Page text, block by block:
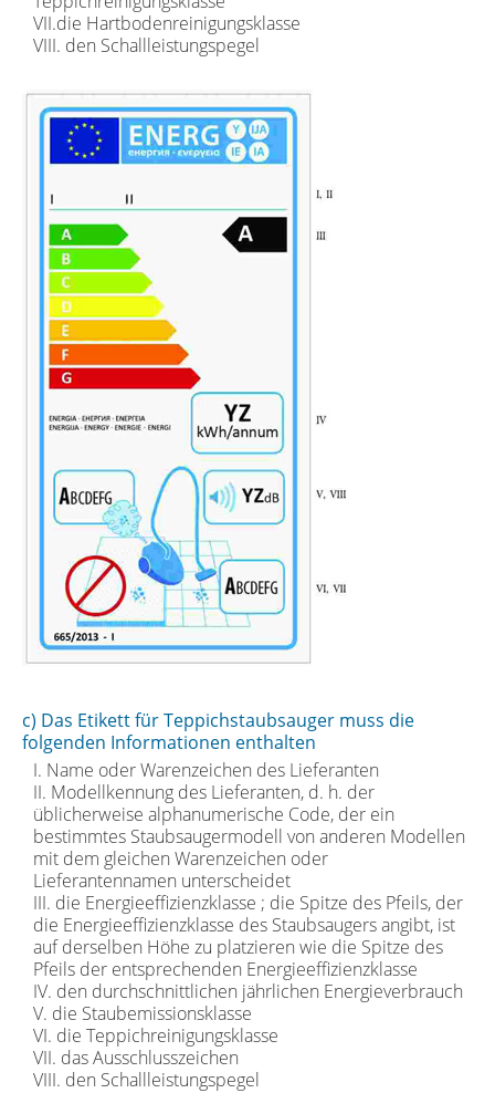
VII.die Hartbodenreinigungsklasse
VIII. den Schallleistungspegel
c) Das Etikett für Teppichstaubsauger muss die
folgenden Informationen enthalten
I. Name oder Warenzeichen des Lieferanten
II. Modellkennung des Lieferanten, d. h. der
üblicherweise alphanumerische Code, der ein
bestimmtes Staubsaugermodell von anderen Modellen
mit dem gleichen Warenzeichen oder
Lieferantennamen unterscheidet
III. die Energieeffizienzklasse ; die Spitze des Pfeils, der
die Energieeffizienzklasse des Staubsaugers angibt, ist
auf derselben Höhe zu platzieren wie die Spitze des
Pfeils der entsprechenden Energieeffizienzklasse
IV. den durchschnittlichen jährlichen Energieverbrauch
V. die Staubemissionsklasse
VI. die Teppichreinigungsklasse
VII. das Ausschlusszeichen
VIII. den Schallleistungspegel